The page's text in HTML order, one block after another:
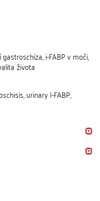
i-FABP v moči,
života
urinary I-FABP,